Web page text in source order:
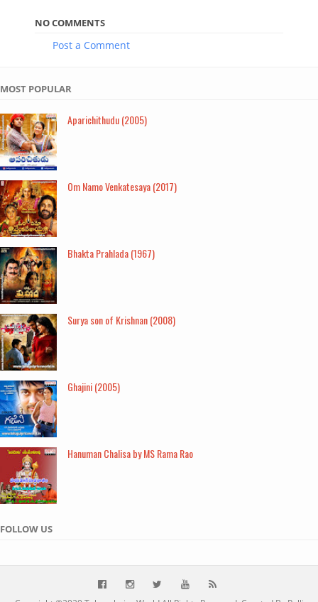
NO COMMENTS
Post a Comment
MOST POPULAR
Aparichithudu (2005)
Om Namo Venkatesaya (2017)
Bhakta Prahlada (1967)
Surya son of Krishnan (2008)
Ghajini (2005)
Hanuman Chalisa by MS Rama Rao
FOLLOW US